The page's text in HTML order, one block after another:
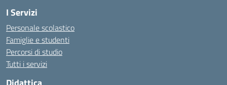
I Servizi
Personale scolastico
Famiglie e studenti
Percorsi di studio
Tutti i servizi